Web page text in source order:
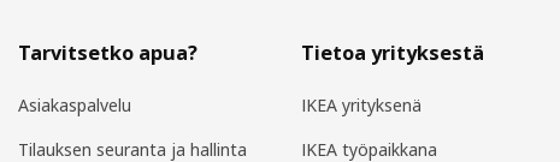
Tarvitsetko apua?
Asiakaspalvelu
Tilauksen seuranta ja hallinta
Tietoa yrityksestä
IKEA yrityksenä
IKEA työpaikkana